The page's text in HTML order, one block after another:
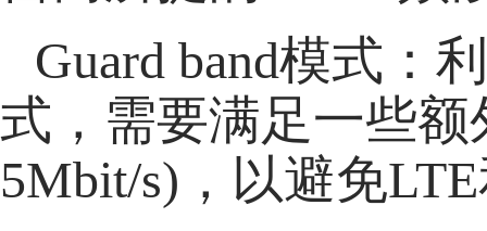
Guard band模式：
式，需要满足一些
5Mbit/s)，以避免